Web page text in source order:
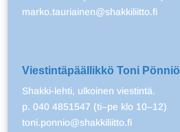
marko.tauriainen@shakkiliitto.fi
Viestintäpäällikkö Toni Pönniö
Shakki-lehti, ulkoinen viestintä.
p. 040 4851547 (ti–pe klo 10–12)
toni.ponnio@shakkiliitto.fi